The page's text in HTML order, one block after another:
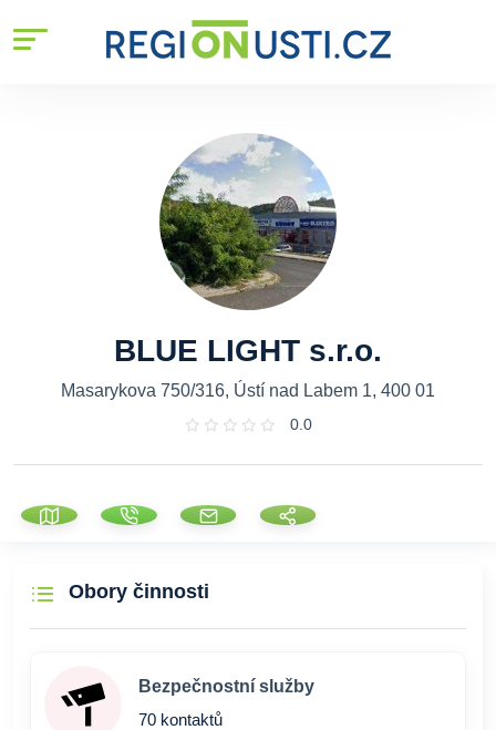
BLUE LIGHT s.r.o.
Masarykova 750/316, Ústí nad Labem 1, 400 01
0.0
Obory činnosti
Bezpečnostní služby
70 kontaktů